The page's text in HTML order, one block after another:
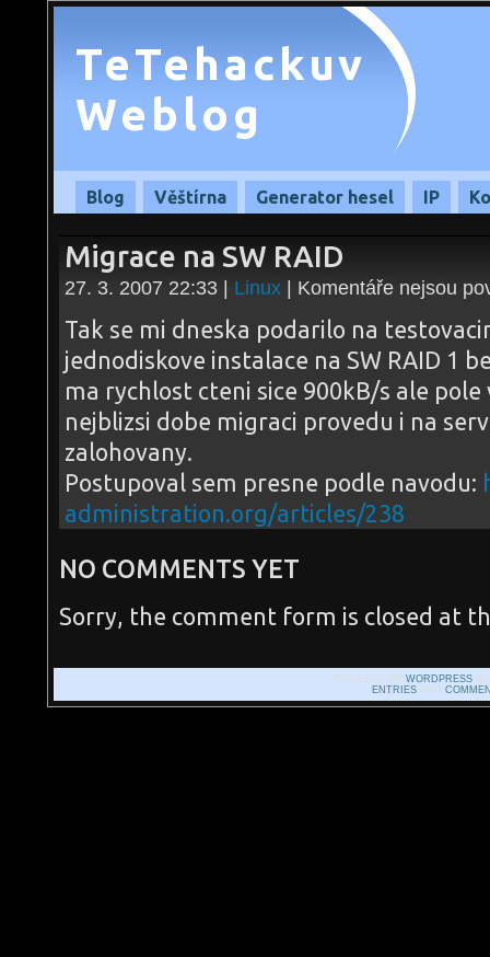
TeTehackuv
Weblog
Blog Věštírna Generator hesel IP
Migrace na SW RAID
27. 3. 2007 22:33 | Linux Komentáře nejsou
Tak se mi dneska podarilo na
jednodiskove instalace na SW RAID 1
ma rychlost cteni sice 900kB/s ale
nejblizsi dobe migraci provedu i na
zalohovany.
Postupoval sem presne podle navodu:
administration.org/articles/238
NO COMMENTS YET
Sorry, the comment form is closed at
POWERED BY WORDPRESS
ENTRIESAND